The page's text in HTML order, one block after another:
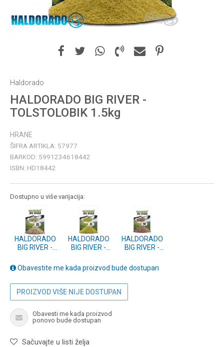
Haldorado
HALDORADO BIG RIVER -
TOLSTOLOBIK 1.5kg
HRANE
ŠIFRA ARTIKLA: 57977
BARKOD: 5991234618442
ISBN: HD18442
Dostupno u više varijacija:
HALDORADO
BIG RIVER -
1.5kg
HALDORADO
BIG RIVER -
HALDORADO
BIG RIVER -
1.5kg
Obavestite me kada proizvod bude dostupan
PROIZVOD VIŠE NIJE DOSTUPAN
Obavesti me kada proizvod
ponovo bude dostupan
Sačuvajte u listi želja